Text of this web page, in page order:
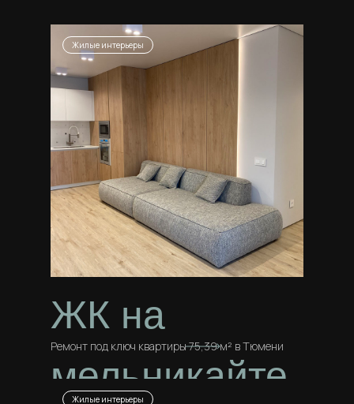
Ремонт под ключ квартиры 75,39 м² в Тюмени
ЖК на
мельникайте
Жилые интерьеры
Жилые интерьеры